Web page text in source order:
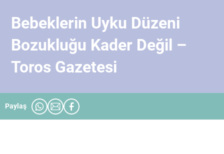
Bebeklerin Uyku Düzeni
Bozukluğu Kader Değil –
Toros Gazetesi
Paylaş